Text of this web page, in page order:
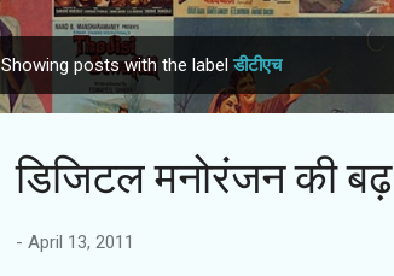
Showing posts with the label डीटीएच
डिजिटल मनोरंजन की बढ़
- April 13, 2011